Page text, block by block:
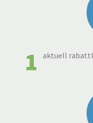
1 aktuell